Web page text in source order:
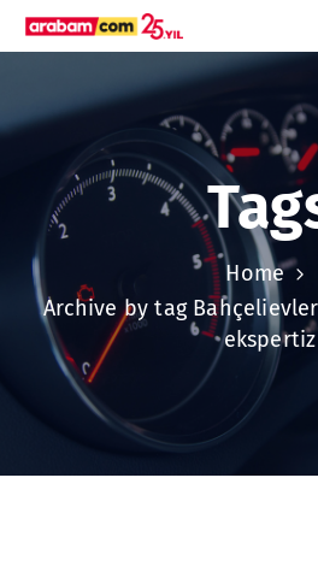
Home
Archive by tag
ekspertiz